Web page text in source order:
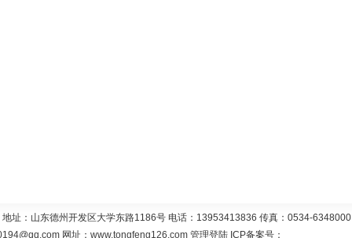
址：山东德州开发区大学东路1186号 电话：13953413836 传真：0534-6348000
网址： www.tongfeng126.com 管理登陆ICP备案号：